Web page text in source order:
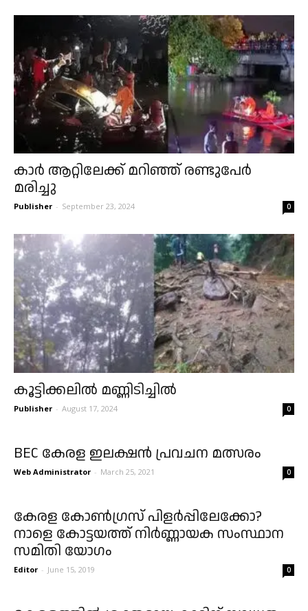
കാർ ആറ്റിലേക്ക് മറിഞ്ഞ് രണ്ടുപേർ
മരിച്ചു
Publisher - September 23, 2024 0
കൂട്ടിക്കലിൽ മണ്ണിടിച്ചിൽ
Publisher - August 17, 2024 0
BEC കേരള ഇലക്ഷൻ പ്രവചന മത്സരം
Web Administrator - March 25, 2021 0
കേരള കോൺഗ്രസ് പിളർപ്പിലേക്കോ?
നാളെ കോട്ടയത്ത് നിർണ്ണായക സംസ്ഥാന
സമിതി യാേഗം
Editor - June 15, 2019 0